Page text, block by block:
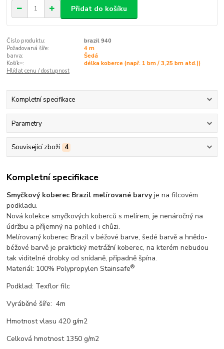
Přidat do košíku
Číslo produktu:
brazil 940
Požadovaná šíře:
4 m
barva:
Šedá
Košík=:
délka koberce (např. 1 bm / 3,25 bm atd.))
Hlídat cenu / dostupnost
Kompletní specifikace
Parametry
Související zboží 4
Kompletní specifikace
Smyčkový koberec Brazil melírované barvyje na filcovém
podkladu.
Nová kolekce smyčkových koberců s melírem, je nenáročný na
údržbu a příjemný na pohled i chůzi.
Melírovaný koberec Brazil v béžové barve, šedé barvě a hnědo-
béžové barvě je praktický metrážní koberec, na kterém nebudou
tak viditelné drobky od snídaně, případně špína.
Materiál: 100% Polypropylen Stainsafe®
Podklad: Texflor filc
Vyráběné šíře: 4m
Hmotnost vlasu 420 g/m2
Celková hmotnost 1350 g/m2